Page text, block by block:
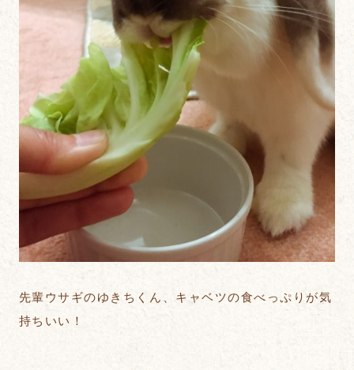
先輩ウサギのゆきちくん、キャベツの食べっぷりが気
持ちいい！